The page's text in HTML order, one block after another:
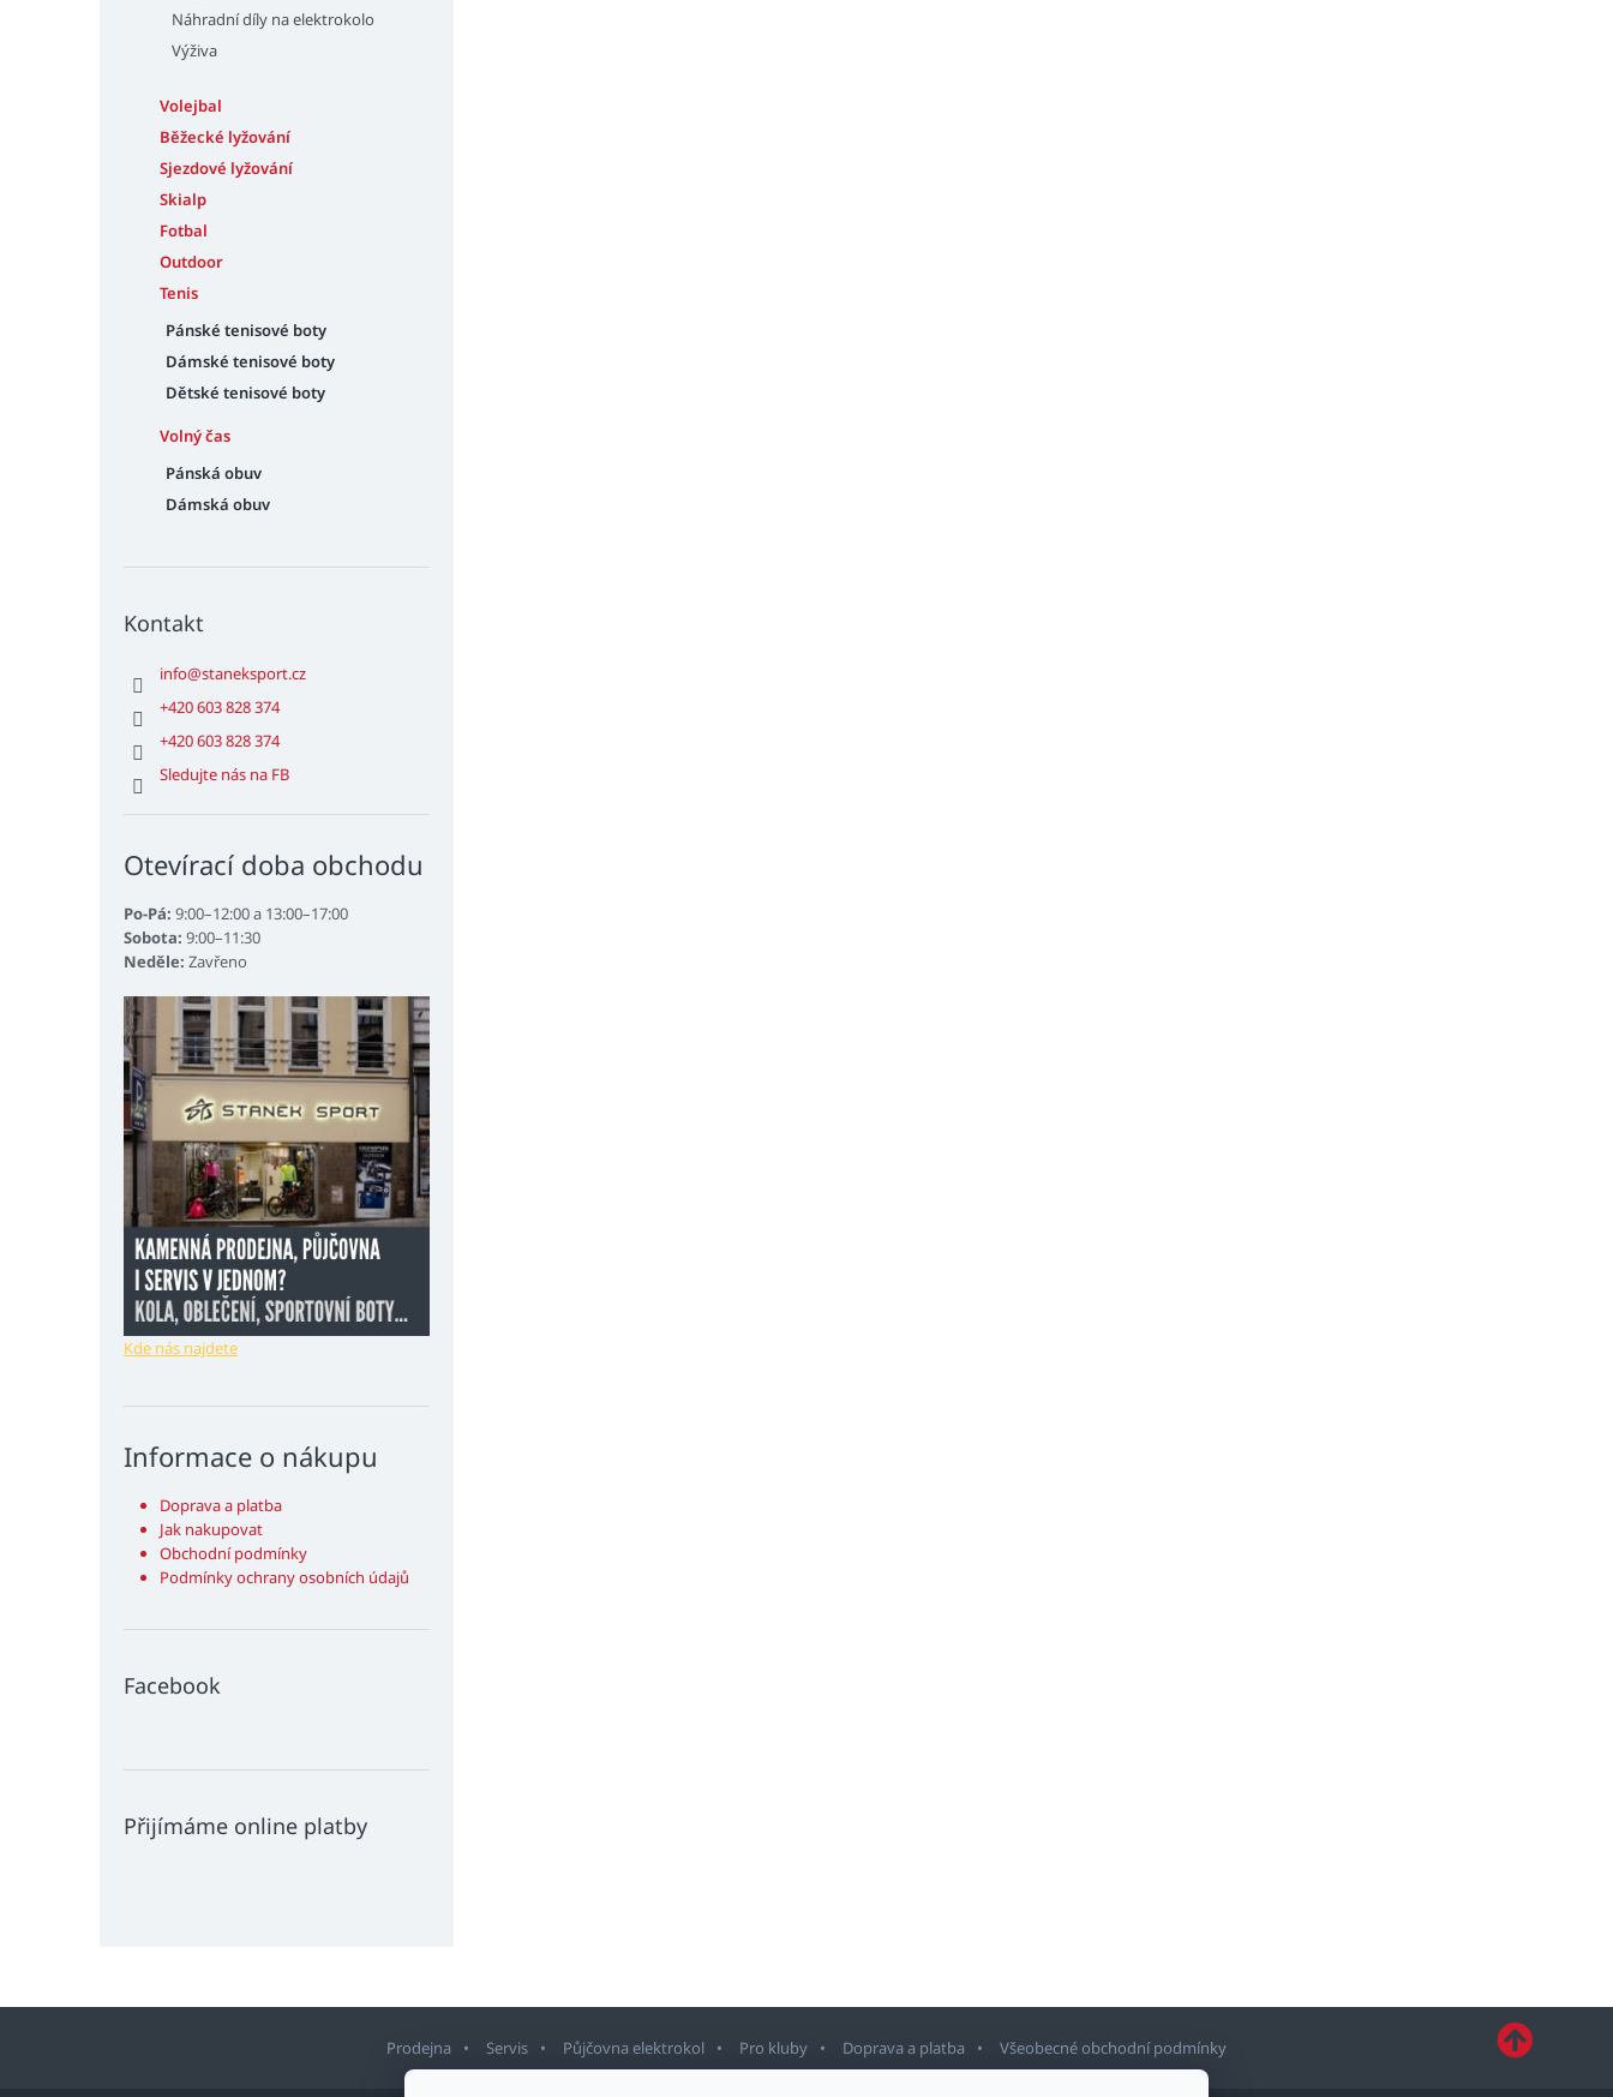
Náhradní díly na elektrokolo
Výživa
Volejbal
Běžecké lyžování
Sjezdové lyžování
Skialp
Fotbal
Outdoor
Tenis
Pánské tenisové boty
Dámské tenisové boty
Dětské tenisové boty
Volný čas
Pánská obuv
Dámská obuv
Kontakt
info@staneksport.cz
+420 603 828 374
+420 603 828 374
Sledujte nás na FB
Otevírací doba obchodu
Po-Pá: 9:00–12:00 a 13:00–17:00
Sobota: 9:00–11:30
Neděle: Zavřeno
Kde nás najdete
Informace o nákupu
Doprava a platba
Jak nakupovat
Obchodní podmínky
Podmínky ochrany osobních údajů
Facebook
Přijímáme online platby
Prodejna Servis Půjčovna elektrokol Pro kluby Doprava a platba Všeobecné obchodní podmínky